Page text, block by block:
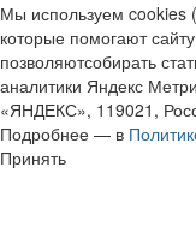
Мы используем
которые помогают
позволяютсобирать
аналитики Яндекс
«ЯНДЕКС», 119021,
Подробнее — в
Принять